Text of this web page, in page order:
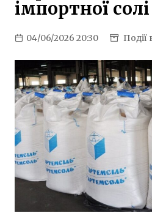
імпортної солі
04/06/2026 20:30 Події